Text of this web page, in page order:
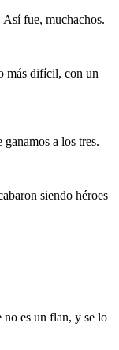
Así fue, muchachos.
más difícil, con un
a los tres.
siendo héroes
es un flan, y se lo